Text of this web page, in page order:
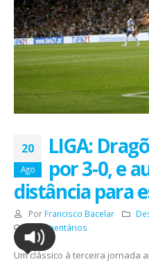
20
Ago
LIGA:
por 3-0, e
distância para
Por Francisco Bacelar
0 Comentários
Um clássico à terceira jornada